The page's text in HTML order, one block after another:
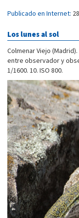
Publicado en Internet:
Los lunes al sol
Colmenar Viejo
entre observador y
1/1600. 10. ISO 800.